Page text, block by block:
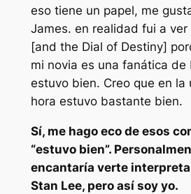
eso tiene un papel, me
James. en realidad fui a ver
[and the Dial of Destiny]
mi novia es una fanática de
estuvo bien. Creo que en la
hora estuvo bastante bien.
Sí, me hago eco de esos
“estuvo bien”.
encantaría verte
Stan Lee, pero así soy yo.